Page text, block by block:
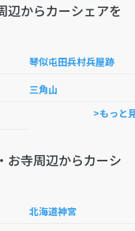
辺からカーシェアを
琴似屯田兵村兵屋跡
三角山
>もっと
お寺周辺からカーシ
北海道神宮